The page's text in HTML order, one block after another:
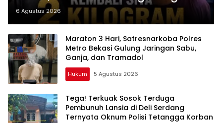
Diciduk Satresnarkoba Polres
Metro Bekasi
6 Agustus 2026
Maraton 3 Hari, Satresnarkoba Polres
Metro Bekasi Gulung Jaringan Sabu,
Ganja, dan Tramadol
Hukum 5 Agustus 2026
Tega! Terkuak Sosok Terduga
Pembunuh Lansia di Deli Serdang
Ternyata Oknum Polisi Tetangga Korban